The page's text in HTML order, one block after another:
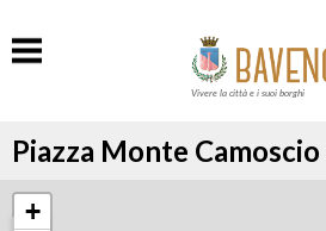
Vivere la città e i suoi borghi
Piazza Monte
+